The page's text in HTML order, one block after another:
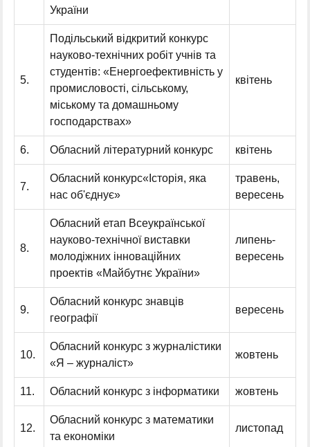
України
5.
Подільський відкритий конкурс
науково-технічних робіт учнів та
студентів: «Енергоефективність у
промисловості, сільському,
міському та домашньому
господарствах»
квітень
6. Обласний літературний конкурс квітень
7.
Обласний конкурс«Історія, яка
нас об'єднує»
травень,
вересень
8.
Обласний етап Всеукраїнської
науково-технічної виставки
молодіжних інноваційних
проектів «Майбутнє України»
липень-
вересень
9.
Обласний конкурс знавців
географії
вересень
10.
Обласний конкурс з журналістики
«Я – журналіст»
жовтень
11. Обласний конкурс з інформатики жовтень
12.
Обласний конкурс з математики
та економіки
листопад